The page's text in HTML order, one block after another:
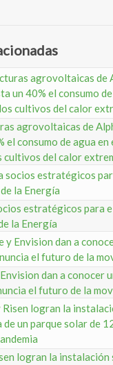
agrovoltaicas de
el consumo de agua en
cultivos del calor
estratégicos para
la Energía
dan a conocer
el futuro de la
logran la instalación